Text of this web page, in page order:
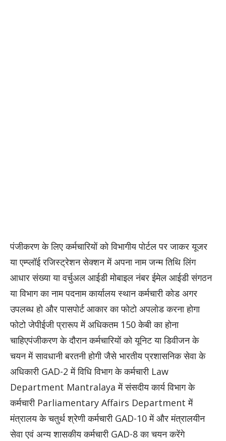
पंजीकरण के लिए कर्मचारियों को विभागीय पोर्टल पर जाकर यूजर
या एम्प्लॉई रजिस्ट्रेशन सेक्शन में अपना नाम जन्म तिथि लिंग
आधार संख्या या वर्चुअल आईडी मोबाइल नंबर ईमेल आईडी संगठन
या विभाग का नाम पदनाम कार्यालय स्थान कर्मचारी कोड अगर
उपलब्ध हो और पासपोर्ट आकार का फोटो अपलोड करना होगा
फोटो जेपीईजी प्रारूप में अधिकतम 150 केबी का होना
चाहिएपंजीकरण के दौरान कर्मचारियों को यूनिट या डिवीजन के
चयन में सावधानी बरतनी होगी जैसे भारतीय प्रशासनिक सेवा के
अधिकारी GAD-2 में विधि विभाग के कर्मचारी Law
Department Mantralaya में संसदीय कार्य विभाग के
कर्मचारी Parliamentary Affairs Department में
मंत्रालय के चतुर्थ श्रेणी कर्मचारी GAD-10 में और मंत्रालयीन
सेवा एवं अन्य शासकीय कर्मचारी GAD-8 का चयन करेंगे